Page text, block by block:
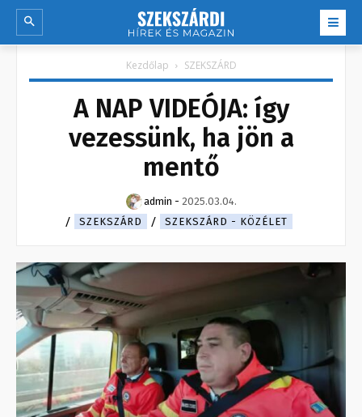
Kezdőlap SZEKSZÁRD
A NAP VIDEÓJA: így
vezessünk, ha jön a
mentő
admin - 2025.03.04.
SZEKSZÁRD
SZEKSZÁRD - KÖZÉLET